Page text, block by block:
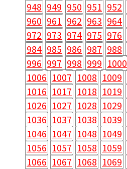
948 949 950 951 952
960 961 962 963 964
972 973 974 975 976
984 985 986 987 988
996 997 998 999 1000
1006 1007 1008 1009
1016 1017 1018 1019
1026 1027 1028 1029
1036 1037 1038 1039
1046 1047 1048 1049
1056 1057 1058 1059
1066 1067 1068 1069